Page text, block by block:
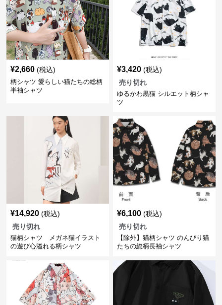
¥2,660 (税込)
柄シャツ 愛らしい猫たちの総柄
半袖シャツ
¥3,420 (税込)
売り切れ
ゆるかわ黒猫 シルエット柄シャ
ツ
¥14,920 (税込)
売り切れ
猫柄シャツ メガネ猫イラスト
の遊び心溢れる柄シャツ
¥6,100 (税込)
売り切れ
【除外】猫柄シャツ のんびり猫
たちの総柄長袖シャツ